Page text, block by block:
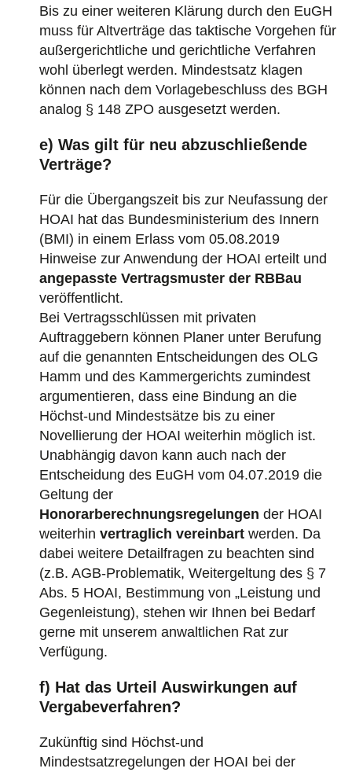
Bis zu einer weiteren Klärung durch den EuGH
muss für Altverträge das taktische Vorgehen für
außergerichtliche und gerichtliche Verfahren
wohl überlegt werden. Mindestsatz klagen
können nach dem Vorlagebeschluss des BGH
analog § 148 ZPO ausgesetzt werden.
e) Was gilt für neu abzuschließende
Verträge?
Für die Übergangszeit bis zur Neufassung der
HOAI hat das Bundesministerium des Innern
(BMI) in einem Erlass vom 05.08.2019
Hinweise zur Anwendung der HOAI erteilt und
angepasste Vertragsmuster der RBBau
veröffentlicht.
Bei Vertragsschlüssen mit privaten
Auftraggebern können Planer unter Berufung
auf die genannten Entscheidungen des OLG
Hamm und des Kammergerichts zumindest
argumentieren, dass eine Bindung an die
Höchst-und Mindestsätze bis zu einer
Novellierung der HOAI weiterhin möglich ist.
Unabhängig davon kann auch nach der
Entscheidung des EuGH vom 04.07.2019 die
Geltung der
Honorarberechnungsregelungen der HOAI
weiterhin vertraglich vereinbart werden. Da
dabei weitere Detailfragen zu beachten sind
(z.B. AGB-Problematik, Weitergeltung des § 7
Abs. 5 HOAI, Bestimmung von „Leistung und
Gegenleistung), stehen wir Ihnen bei Bedarf
gerne mit unserem anwaltlichen Rat zur
Verfügung.
f) Hat das Urteil Auswirkungen auf
Vergabeverfahren?
Zukünftig sind Höchst-und
Mindestsatzregelungen der HOAI bei der